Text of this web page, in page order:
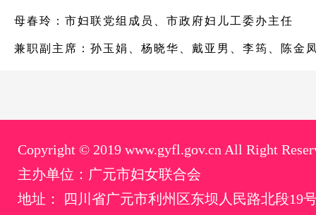
母春玲：市妇联党组成员、市政府妇儿工委办主任
兼职副主席：孙玉娟、杨晓华、戴亚男、李筠、陈金
Copyright © 2019 www.gyfl.gov.cn All Right
主办单位：广元市妇女联合会
地址： 四川省广元市利州区东坝人民路北段